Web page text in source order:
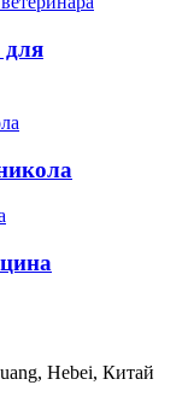
для
Hebei, Китай